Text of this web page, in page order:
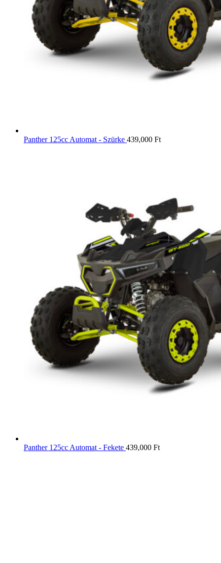
Panther 125cc Automat - Szürke 439,000 Ft
Panther 125cc Automat - Fekete 439,000 Ft